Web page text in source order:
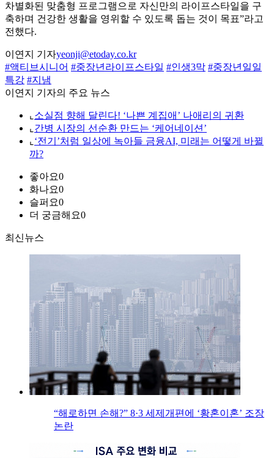
차별화된 맞춤형 프로그램으로 자신만의 라이프스타일을 구
축하며 건강한 생활을 영위할 수 있도록 돕는 것이 목표”라고
전했다.
이연지 기자yeonji@etoday.co.kr
#액티브시니어 #중장년라이프스타일 #인생3막 #중장년일일
특강 #지냄
이연지 기자의 주요 뉴스
⌞ 소실점 향해 달린다! ‘나쁜 계집애’ 나애리의 귀환
⌞ 간병 시장의 선순환 만드는 ‘케어네이션’
⌞ ‘전기’처럼 일상에 녹아들 금융AI, 미래는 어떻게 바뀔
까?
좋아요0
화나요0
슬퍼요0
더 궁금해요0
최신뉴스
“해로하면 손해?” 8·3 세제개편에 ‘황혼이혼’ 조장
논란